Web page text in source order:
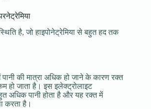
है, जो हाइपोनेट्रेमिया से बहुत हद तक
पानी की मात्रा अधिक हो जाने के कारण रक्त
हो जाता है। इस इलेक्ट्रोलाइट
अधिक पानी होता है और यह रक्त में
करता है।